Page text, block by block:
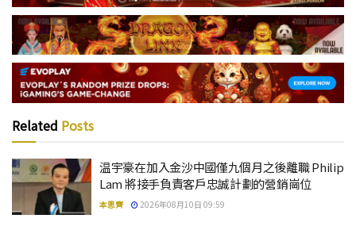
Related Posts
温宇豪在加入金沙中國僅九個月之後離職 Philip
Lam 將接手負責客戶忠誠計劃的營銷崗位
本思齊 2026年08月10日 09:59